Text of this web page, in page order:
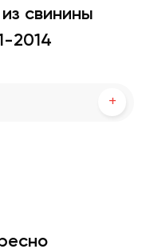
свинины
2014
+